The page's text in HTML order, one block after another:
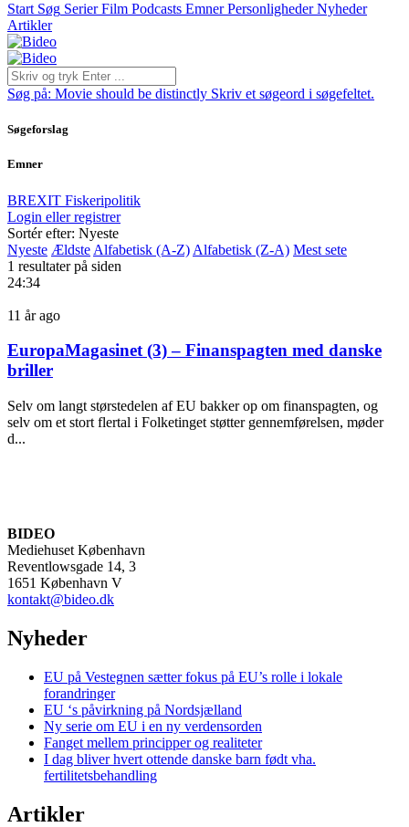
Start Søg Serier Film Podcasts Emner Personligheder Nyheder
Artikler
Søg på: Movie should be distinctly Skriv et søgeord i søgefeltet.
Søgeforslag
Emner
BREXIT Fiskeripolitik
Login eller registrer
Sortér efter: Nyeste
Nyeste Ældste Alfabetisk (A-Z) Alfabetisk (Z-A) Mest sete
1 resultater på siden
24:34
11 år ago
EuropaMagasinet (3) – Finanspagten med danske
briller
Selv om langt størstedelen af EU bakker op om finanspagten, og
selv om et stort flertal i Folketinget støtter gennemførelsen, møder
d...
BIDEO
Mediehuset København
Reventlowsgade 14, 3
1651 København V
kontakt@bideo.dk
Nyheder
EU på Vestegnen sætter fokus på EU’s rolle i lokale
forandringer
EU ‘s påvirkning på Nordsjælland
Ny serie om EU i en ny verdensorden
Fanget mellem principper og realiteter
I dag bliver hvert ottende danske barn født vha.
fertilitetsbehandling
Artikler